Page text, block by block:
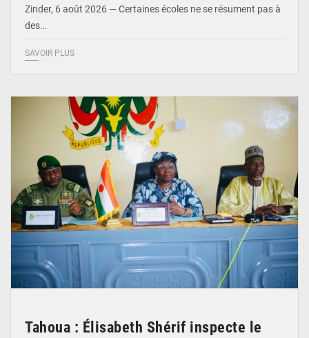
Zinder, 6 août 2026 — Certaines écoles ne se résument pas à
des…
SAVOIR PLUS
Tahoua : Élisabeth Shérif inspecte le